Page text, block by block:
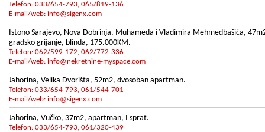
Telefon: 033/654-793, 065/819-136
E-mail/web: info@sigenx.com
Istono Sarajevo, Nova Dobrinja, Muhameda i Vladimira Mehmedbašića,
gradsko grijanje, blinda, 175.000KM.
Telefon: 062/599-172, 062/772-336
E-mail/web: info@nekretnine-myspace.com
Jahorina, Velika Dvorišta, 52m2, dvosoban apartman.
Telefon: 033/654-793, 061/544-701
E-mail/web: info@sigenx.com
Jahorina, Vučko, 37m2, apartman, I sprat.
Telefon: 033/654-793, 061/320-439